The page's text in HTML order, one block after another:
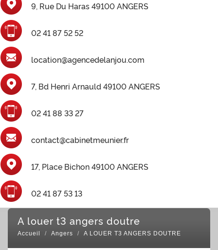
9, Rue Du Haras 49100 ANGERS
02 41 87 52 52
location@agencedelanjou.com
7, Bd Henri Arnauld 49100 ANGERS
02 41 88 33 27
contact@cabinetmeunier.fr
17, Place Bichon 49100 ANGERS
02 41 87 53 13
a louer t3 angers doutre
Accueil Angers A LOUER T3 ANGERS DOUTRE